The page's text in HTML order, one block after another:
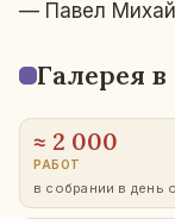
— Павел
Га­ле­рея
≈ 2 000
РАБОТ
в со­бра­нии в день